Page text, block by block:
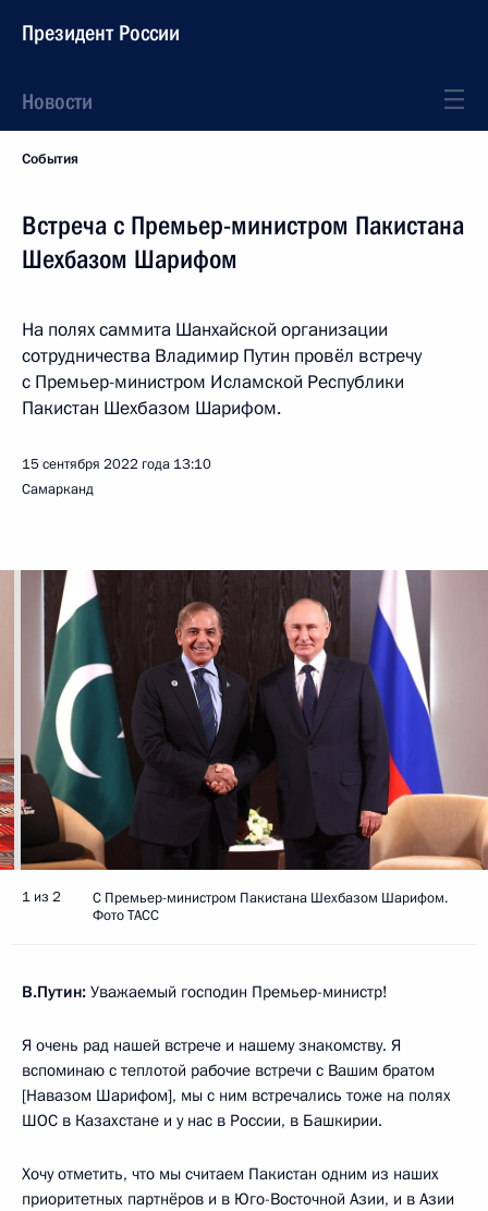
Президент России
Новости
События
Встреча с Премьер-министром Пакистана
Шехбазом Шарифом
На полях саммита Шанхайской организации
сотрудничества Владимир Путин провёл встречу
с Премьер-министром Исламской Республики
Пакистан Шехбазом Шарифом.
15 сентября 2022 года 13:10
Самарканд
1 из 2
С Премьер-министром Пакистана Шехбазом Шарифом.
Фото ТАСС
В.Путин: Уважаемый господин Премьер-министр!
Я очень рад нашей встрече и нашему знакомству. Я
вспоминаю с теплотой рабочие встречи с Вашим братом
[Навазом Шарифом], мы с ним встречались тоже на полях
ШОС в Казахстане и у нас в России, в Башкирии.
Хочу отметить, что мы считаем Пакистан одним из наших
приоритетных партнёров и в Юго-Восточной Азии, и в Азии